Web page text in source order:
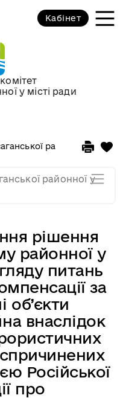
у місті ради
Кабінет
районної у місті
рішення
районної у
питань
за
внаслідок
спричинених
Російської
про
районної у